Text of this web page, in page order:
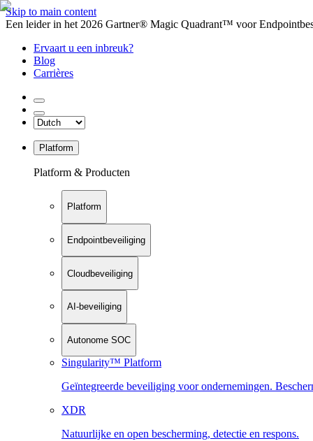
Skip to main content
Een leider in het 2026 Gartner® Magic Quadrant™ voor
Ervaart u een inbreuk?
Blog
Carrières
Platform
Platform & Producten
Platform
Endpointbeveiliging
Cloudbeveiliging
AI-beveiliging
Autonome SOC
Singularity™ Platform
Geïntegreerde beveiliging voor ondernemingen.
XDR
Natuurlijke en open bescherming, detectie en respons.